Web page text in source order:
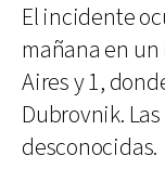
El incidente
mañana en
Aires y 1,
Dubrovnik.
desconocidas.